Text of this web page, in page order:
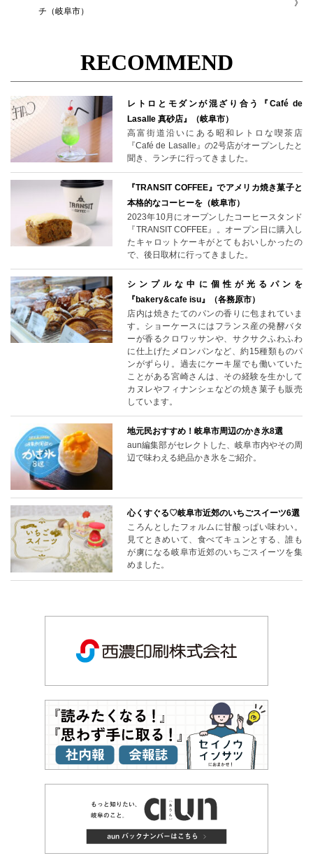
チ（岐阜市）
RECOMMEND
レトロとモダンが混ざり合う『Café de
Lasalle 真砂店』（岐阜市）
高富街道沿いにある昭和レトロな喫茶店
『Café de Lasalle』の2号店がオープンしたと
聞き、ランチに行ってきました。
『TRANSIT COFFEE』でアメリカ焼き菓子と
本格的なコーヒーを（岐阜市）
2023年10月にオープンしたコーヒースタンド
『TRANSIT COFFEE』。オープン日に購入し
たキャロットケーキがとてもおいしかったの
で、後日取材に行ってきました。
シンプルな中に個性が光るパンを
『bakery&cafe isu』（各務原市）
店内は焼きたてのパンの香りに包まれていま
す。ショーケースにはフランス産の発酵バタ
ーが香るクロワッサンや、サクサクふわふわ
に仕上げたメロンパンなど、約15種類ものパ
ンがずらり。過去にケーキ屋でも働いていた
ことがある宮崎さんは、その経験を生かして
カヌレやフィナンシェなどの焼き菓子も販売
しています。
地元民おすすめ！岐阜市周辺のかき氷8選
aun編集部がセレクトした、岐阜市内やその周
辺で味わえる絶品かき氷をご紹介。
心くすぐる♡岐阜市近郊のいちごスイーツ6選
ころんとしたフォルムに甘酸っぱい味わい。
見てときめいて、食べてキュンとする、誰も
が虜になる岐阜市近郊のいちごスイーツを集
めました。